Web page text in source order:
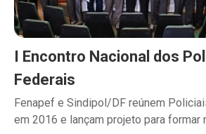
I Encontro Nacional dos
Federais
Fenapef e Sindipol/DF reúnem
em 2016 e lançam projeto para formar